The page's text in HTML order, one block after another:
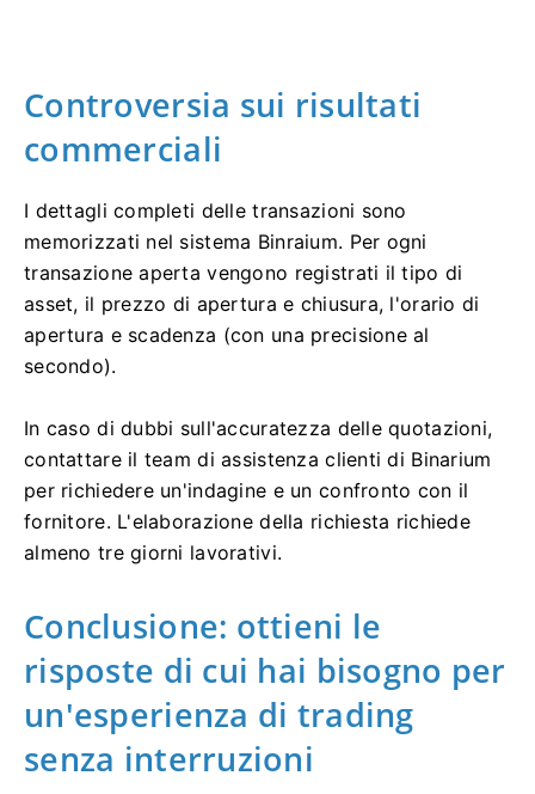
Controversia sui risultati
commerciali
I dettagli completi delle transazioni sono
memorizzati nel sistema Binraium. Per ogni
transazione aperta vengono registrati il ​​tipo di
asset, il prezzo di apertura e chiusura, l'orario di
apertura e scadenza (con una precisione al
secondo).
In caso di dubbi sull'accuratezza delle quotazioni,
contattare il team di assistenza clienti di Binarium
per richiedere un'indagine e un confronto con il
fornitore. L'elaborazione della richiesta richiede
almeno tre giorni lavorativi.
Conclusione: ottieni le
risposte di cui hai bisogno per
un'esperienza di trading
senza interruzioni